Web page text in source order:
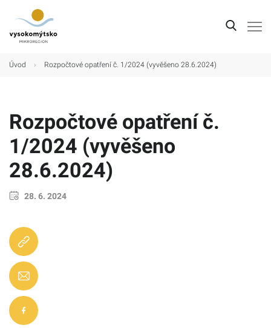
Úvod › Rozpočtové opatření č. 1/2024 (vyvěšeno 28.6.2024)
Rozpočtové opatření č.
1/2024 (vyvěšeno
28.6.2024)
28. 6. 2024
Úvod
Turistické cíle
Kultura